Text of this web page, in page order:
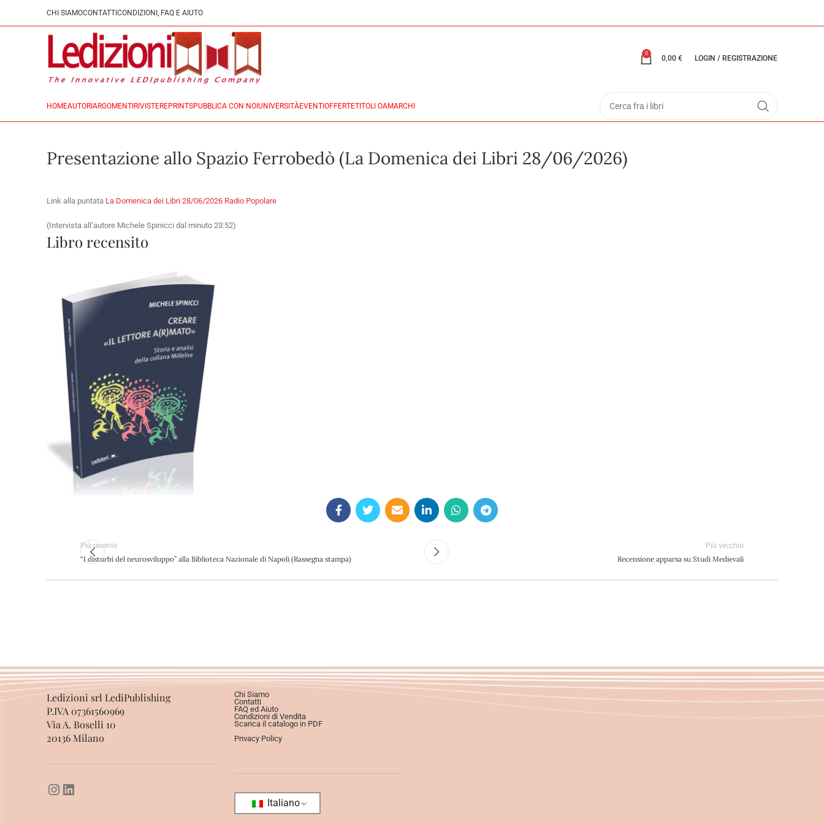
CHI SIAMOCONTATTI CONDIZIONI, FAQ E AIUTO
0
0,00 € LOGIN / REGISTRAZIONE
HOMEAUTORI ARGOMENTI RIVISTEREPRINTSPUBBLICA CON NOI UNIVERSITÀEVENTI OFFERTETITOLI OAMARCHI
Presentazione allo Spazio Ferrobedò (La Domenica dei Libri 28/06/2026)
Link alla puntata La Domenica dei Libri 28/06/2026 Radio Popolare
(Intervista all’autore Michele Spinicci dal minuto 23:52)
Libro recensito
CartaceoeBook in ePub
11,99€ 24,00€
Scegli
Più recente
“I disturbi del neurosviluppo” alla Biblioteca Nazionale di Napoli (Rassegna stampa)
Più vecchio
Recensione apparsa su Studi Medievali
Ledizioni srl LediPublishing
P.IVA 07361560969
Via A. Boselli 10
20136 Milano
Chi Siamo
Contatti
FAQ ed Aiuto
Condizioni di Vendita
Scarica il catalogo in PDF
Privacy Policy
Italiano